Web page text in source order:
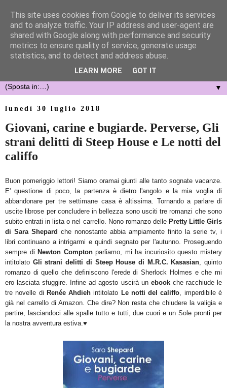
▼
lunedì 30 luglio 2018
Giovani, carine e bugiarde. Perverse, Gli
strani delitti di Steep House e Le notti del
califfo
Buon pomeriggio lettori! Siamo oramai giunti alle tanto sognate vacanze.
E' questione di poco, la partenza è dietro l'angolo e la mia voglia di
abbandonare per tre settimane casa è altissima. Tornando a parlare di
uscite librose per concludere in bellezza sono usciti tre romanzi che sono
subito entrati in lista o nel carrello. Nono romanzo delle Pretty Little Girls
di Sara Shepard che nonostante abbia ampiamente finito la serie tv, i
libri continuano a intrigarmi e quindi segnato per l'autunno. Proseguendo
sempre diNewton Comptonparliamo, mi ha incuriosito questo mistery
intitolato Gli strani delitti di Steep House di M.R.C. Kasasian , quinto
romanzo di quello che definiscono l'erede di Sherlock Holmes e che mi
ero lasciata sfuggire. Infine ad agosto uscirà un ebookche racchiude le
tre novelle di Renée Ahdieh intitolato Le notti del califfo , imperdibile è
già nel carrello di Amazon. Che dire? Non resta che chiudere la valigia e
partire, lasciandoci alle spalle tutto e tutti, due cuori e un Sole pronti per
la nostra avventura estiva.♥
This site uses cookies from Google to deliver its services
and to analyze traffic. Your IP address and user-agent are
shared with Google along with performance and security
metrics to ensure quality of service, generate usage
statistics, and to detect and address abuse.
LEARN MORE GOT IT